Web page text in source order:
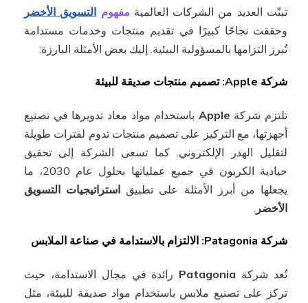
تبنّت العديد من الشركات العالمية مفهوم التسويق الأخضر
وحققت نجاحًا كبيرًا في تقديم منتجات وخدمات مستدامة
تُبرز التزامها بالمسؤولية البيئية. إليك بعض الأمثلة البارزة:
شركة Apple: تصميم منتجات صديقة للبيئة
تلتزم شركة Apple باستخدام مواد معاد تدويرها في تصنيع
أجهزتها، مع التركيز على تصميم منتجات تدوم لفترات طويلة
لتقليل الهدر الإلكتروني. كما تسعى الشركة إلى تحقيق
حيادية الكربون في جميع عملياتها بحلول عام 2030، ما
يجعلها من أبرز الأمثلة على تطبيق استراتيجيات التسويق
الأخضر
شركة Patagonia: الالتزام بالاستدامة في صناعة الملابس
تُعد شركة Patagonia رائدة في مجال الاستدامة، حيث
تركز على تصنيع ملابس باستخدام مواد صديقة للبيئة، مثل